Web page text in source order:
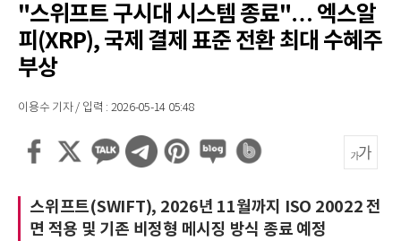
"스위프트 구시대 시스템 종료"… 엑스알
피(XRP), 국제 결제 표준 전환 최대 수혜주
부상
이용수 기자 / 입력 : 2026-05-14 05:48
스위프트(SWIFT), 2026년 11월까지 ISO 20022 전
면 적용 및 기존 비정형 메시징 방식 종료 예정